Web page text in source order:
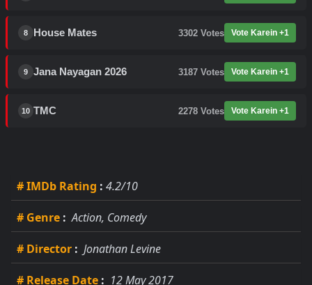
8 House Mates 3302 Votes Vote Karein +1
9 Jana Nayagan 2026 3187 Votes Vote Karein +1
10 TMC 2278 Votes Vote Karein +1
# IMDb Rating : 4.2/10
# Genre : Action, Comedy
# Director : Jonathan Levine
# Release Date : 12 May 2017